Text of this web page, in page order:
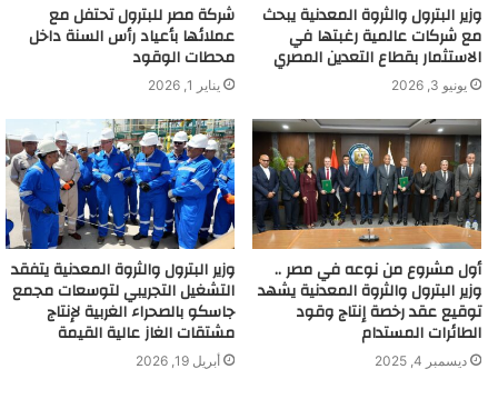
وزير البترول والثروة المعدنية يبحث
مع شركات عالمية رغبتها في
الاستثمار بقطاع التعدين المصري
يونيو 3, 2026
شركة مصر للبترول تحتفل مع
عملائها بأعياد رأس السنة داخل
محطات الوقود
يناير 1, 2026
أول مشروع من نوعه في مصر ..
وزير البترول والثروة المعدنية يشهد
توقيع عقد رخصة إنتاج وقود
الطائرات المستدام
ديسمبر 4, 2025
وزير البترول والثروة المعدنية يتفقد
التشغيل التجريبي لتوسعات مجمع
جاسكو بالصحراء الغربية لإنتاج
مشتقات الغاز عالية القيمة
أبريل 19, 2026